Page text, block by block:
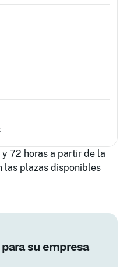
72 horas a partir de la
las plazas disponibles
su empresa